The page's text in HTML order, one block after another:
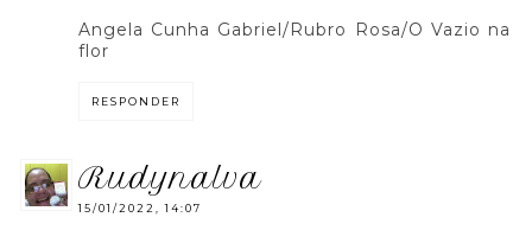
Angela Cunha Gabriel/Rubro Rosa/O Vazio na
flor
RESPONDER
rudynalva
15/01/2022, 14:07